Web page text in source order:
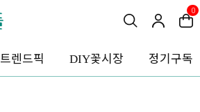
0
트렌드픽 DIY꽃시장 정기구독